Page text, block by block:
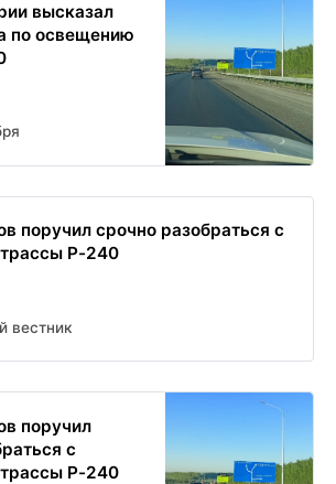
высказал
по освещению
поручил срочно разобраться с
Р-240
вестник
поручил
с
Р-240